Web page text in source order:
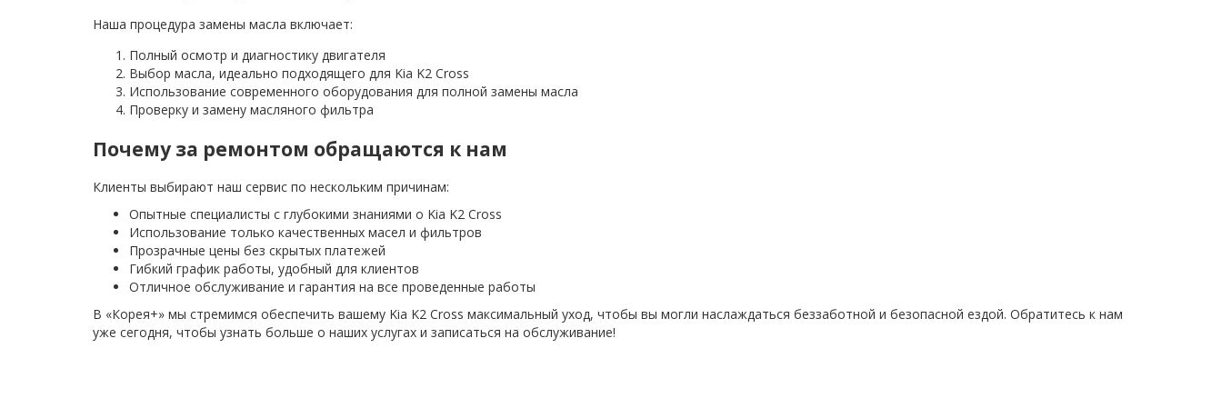
Наша процедура замены масла включает:
Полный осмотр и диагностику двигателя
Выбор масла, идеально подходящего для Kia K2 Cross
Использование современного оборудования для полной замены масла
Проверку и замену масляного фильтра
Почему за ремонтом обращаются к нам
Клиенты выбирают наш сервис по нескольким причинам:
Опытные специалисты с глубокими знаниями о Kia K2 Cross
Использование только качественных масел и фильтров
Прозрачные цены без скрытых платежей
Гибкий график работы, удобный для клиентов
Отличное обслуживание и гарантия на все проведенные работы
В «Корея+» мы стремимся обеспечить вашему Kia K2 Cross максимальный уход, чтобы вы могли наслаждаться беззаботной и безопасной ездой. Обратитесь к нам
уже сегодня, чтобы узнать больше о наших услугах и записаться на обслуживание!